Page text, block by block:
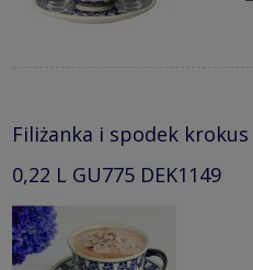
Filiżanka i spodek krokus
0,22 L GU775 DEK1149